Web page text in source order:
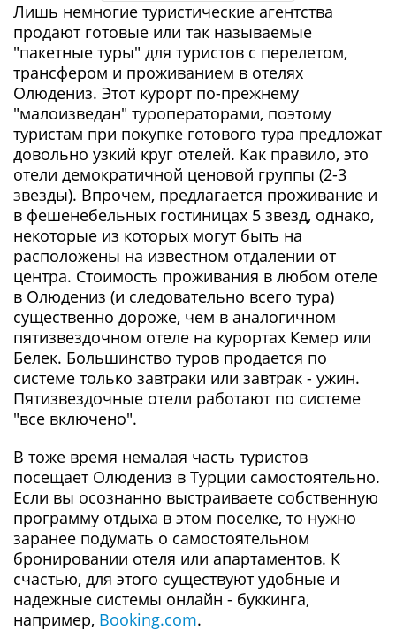
Лишь немногие туристические агентства
продают готовые или так называемые
"пакетные туры" для туристов с перелетом,
трансфером и проживанием в отелях
Олюдениз. Этот курорт по-прежнему
"малоизведан" туроператорами, поэтому
туристам при покупке готового тура предложат
довольно узкий круг отелей. Как правило, это
отели демократичной ценовой группы (2-3
звезды). Впрочем, предлагается проживание и
в фешенебельных гостиницах 5 звезд, однако,
некоторые из которых могут быть на
расположены на известном отдалении от
центра. Стоимость проживания в любом отеле
в Олюдениз (и следовательно всего тура)
существенно дороже, чем в аналогичном
пятизвездочном отеле на курортах Кемер или
Белек. Большинство туров продается по
системе только завтраки или завтрак - ужин.
Пятизвездочные отели работают по системе
"все включено".
В тоже время немалая часть туристов
посещает Олюдениз в Турции самостоятельно.
Если вы осознанно выстраиваете собственную
программу отдыха в этом поселке, то нужно
заранее подумать о самостоятельном
бронировании отеля или апартаментов. К
счастью, для этого существуют удобные и
надежные системы онлайн - буккинга,
например, Booking.com.